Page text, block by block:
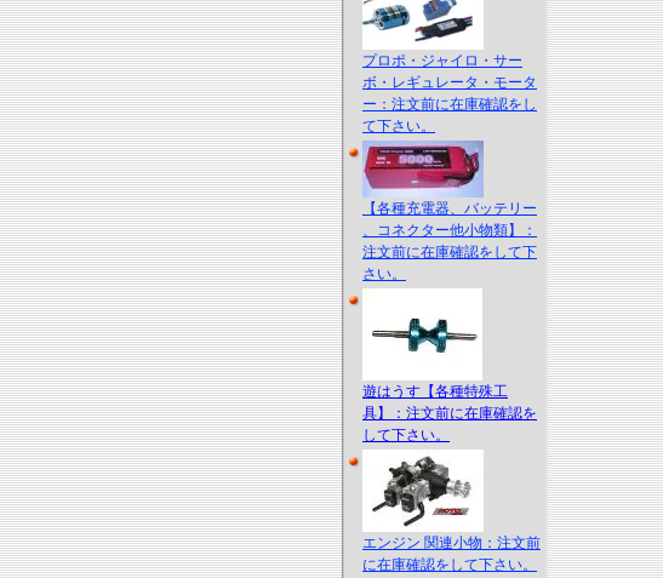
プロポ・ジャイロ・サー
ボ・レギュレータ・モータ
ー：注文前に在庫確認をし
て下さい。
【各種充電器、バッテリー
、コネクター他小物類】：
注文前に在庫確認をして下
さい。
遊はうす【各種特殊工
具】：注文前に在庫確認を
して下さい。
エンジン 関連小物：注文前
に在庫確認をして下さい。